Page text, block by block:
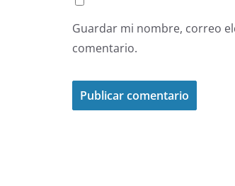
Guardar mi nombre, correo
comentario.